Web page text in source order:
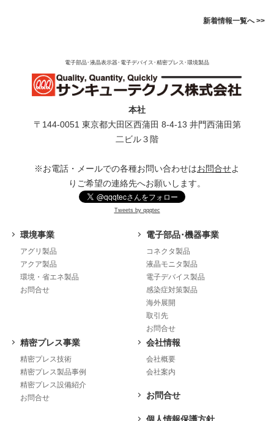
新着情報一覧へ >>
電子部品･液晶表示器･電子デバイス･精密プレス･環境製品
本社
〒144-0051 東京都⼤⽥区⻄蒲⽥ 8-4-13 井⾨⻄蒲⽥第
⼆ビル３階
※お電話・メールでの各種お問い合わせはお問合せよ
りご希望の連絡先へお願いします。
Tweets by qqqtec
環境事業
アグリ製品
アクア製品
環境・省エネ製品
お問合せ
電子部品･機器事業
コネクタ製品
液晶モニタ製品
電子デバイス製品
感染症対策製品
海外展開
取引先
お問合せ
精密プレス事業
精密プレス技術
精密プレス製品事例
精密プレス設備紹介
お問合せ
会社情報
会社概要
会社案内
お問合せ